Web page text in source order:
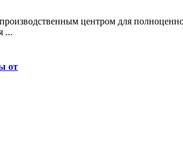
центром для
...
от